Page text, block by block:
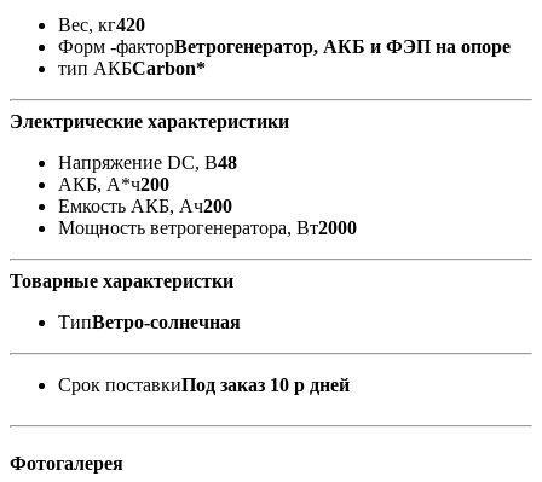
Вес, кг420
Форм -факторВетрогенератор, АКБ и ФЭП на опоре
тип АКБCarbon*
Электрические характеристики
Напряжение DC, В48
АКБ, А*ч200
Емкость АКБ, Ач200
Мощность ветрогенератора, Вт2000
Товарные характеристки
ТипВетро-солнечная
Срок поставкиПод заказ 10 р дней
Фотогалерея